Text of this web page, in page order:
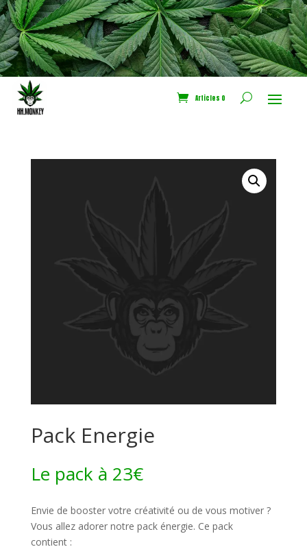
CODE NEWS10
Bénéficiez de -10% sur votre
première commande
Articles 0
Pack Energie
Le pack à 23€
Envie de booster votre créativité ou de vous motiver ?
Vous allez adorer notre pack énergie. Ce pack
contient :